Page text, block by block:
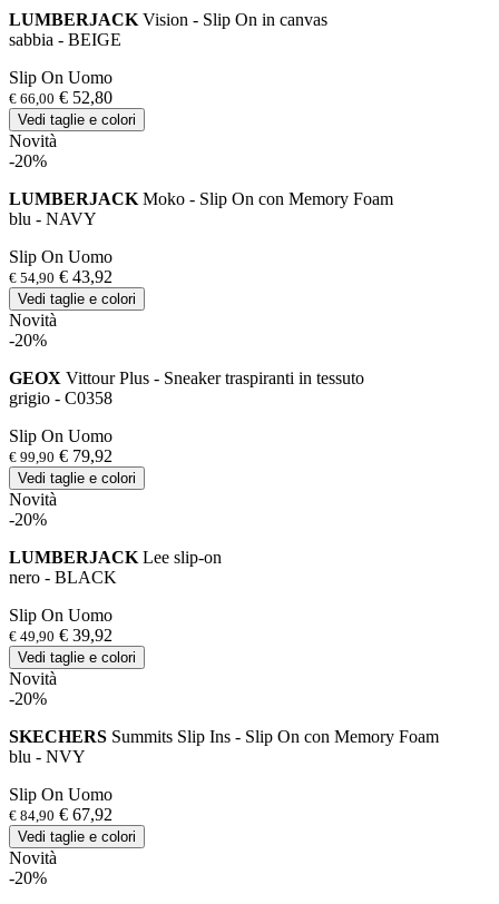
LUMBERJACK Vision - Slip On in canvas
sabbia - BEIGE
Slip On Uomo
€ 66,00 € 52,80
Vedi taglie e colori
Novità
-20%
LUMBERJACK Moko - Slip On con Memory Foam
blu - NAVY
Slip On Uomo
€ 54,90 € 43,92
Vedi taglie e colori
Novità
-20%
GEOX Vittour Plus - Sneaker traspiranti in tessuto
grigio - C0358
Slip On Uomo
€ 99,90 € 79,92
Vedi taglie e colori
Novità
-20%
LUMBERJACK Lee slip-on
nero - BLACK
Slip On Uomo
€ 49,90 € 39,92
Vedi taglie e colori
Novità
-20%
SKECHERS Summits Slip Ins - Slip On con Memory Foam
blu - NVY
Slip On Uomo
€ 84,90 € 67,92
Vedi taglie e colori
Novità
-20%